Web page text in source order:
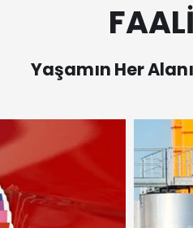
Yaşamın Her